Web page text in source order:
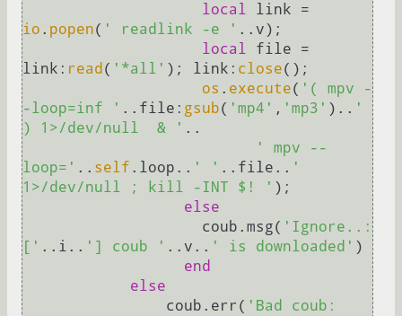
local
io . popen( ' readlink -e ' ..v);
local file =
link: read ( '*all' ); link: close();
os . execute( '( mpv -
-loop=inf ' ..file: gsub( 'mp4' , 'mp3' ).. '
) 1>/dev/null  & ' ..
' mpv --
loop=' .. self .loop.. ' ' ..file.. '
1>/dev/null ; kill -INT $! ' );
else
                    coub.msg(
'Ignore..:
[' ..i.. '] coub ' ..v.. ' is downloaded' )
end
else
                coub.err(
'Bad coub: